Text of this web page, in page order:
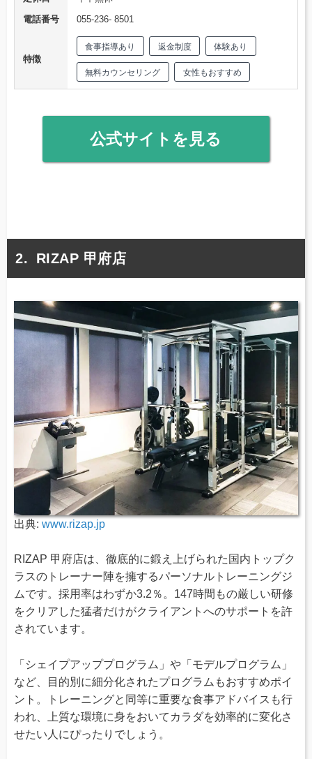
電話番号
055-236- 8501
特徴
食事指導あり 返金制度 体験あり
無料カウンセリング 女性もおすすめ
公式サイトを見る
RIZAP 甲府店
出典: www.rizap.jp
RIZAP 甲府店は、徹底的に鍛え上げられた国内トップク
ラスのトレーナー陣を擁するパーソナルトレーニングジ
ムです。採用率はわずか3.2％。147時間もの厳しい研修
をクリアした猛者だけがクライアントへのサポートを許
されています。
「シェイプアッププログラム」や「モデルプログラム」
など、目的別に細分化されたプログラムもおすすめポイ
ント。トレーニングと同等に重要な食事アドバイスも行
われ、上質な環境に身をおいてカラダを効率的に変化さ
せたい人にぴったりでしょう。